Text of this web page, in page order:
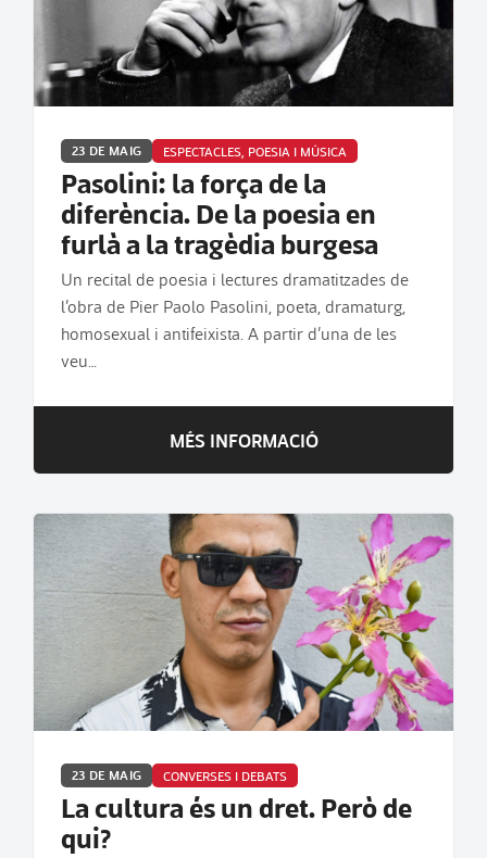
23 DE MAIG ESPECTACLES, POESIA I MÚSICA
Pasolini: la força de la
diferència. De la poesia en
furlà a la tragèdia burgesa
Un recital de poesia i lectures dramatitzades de
l’obra de Pier Paolo Pasolini, poeta, dramaturg,
homosexual i antifeixista. A partir d’una de les
veu…
MÉS INFORMACIÓ
23 DE MAIG CONVERSES I DEBATS
La cultura és un dret. Però de
qui?